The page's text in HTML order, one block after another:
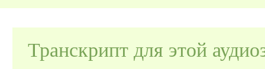
Транскрипт для этой